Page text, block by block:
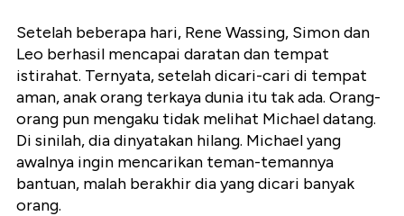
Setelah beberapa hari, Rene Wassing, Simon dan
Leo berhasil mencapai daratan dan tempat
istirahat. Ternyata, setelah dicari-cari di tempat
aman, anak orang terkaya dunia itu tak ada. Orang-
orang pun mengaku tidak melihat Michael datang.
Di sinilah, dia dinyatakan hilang. Michael yang
awalnya ingin mencarikan teman-temannya
bantuan, malah berakhir dia yang dicari banyak
orang.